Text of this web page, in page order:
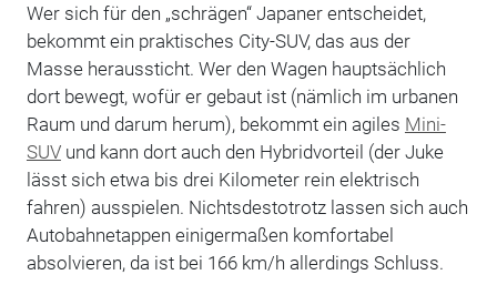
Wer sich für den „schrägen“ Japaner entscheidet,
bekommt ein praktisches City-SUV, das aus der
Masse heraussticht. Wer den Wagen hauptsächlich
dort bewegt, wofür er gebaut ist (nämlich im urbanen
Raum und darum herum), bekommt ein agiles Mini-
SUVund kann dort auch den Hybridvorteil (der Juke
lässt sich etwa bis drei Kilometer rein elektrisch
fahren) ausspielen. Nichtsdestotrotz lassen sich auch
Autobahnetappen einigermaßen komfortabel
absolvieren, da ist bei 166 km/h allerdings Schluss.